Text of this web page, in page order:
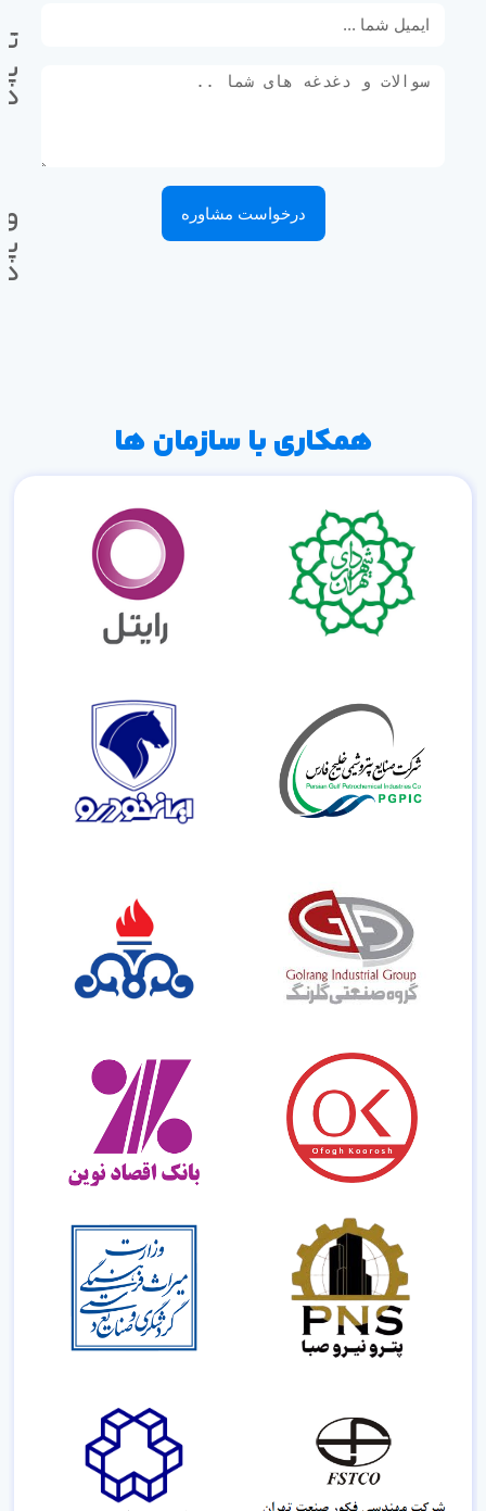
درخواست مشاوره
همکاری با سازمان ها